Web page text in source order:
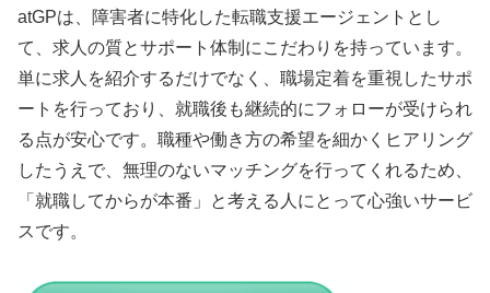
atGPは、障害者に特化した転職支援エージェントとし
て、求人の質とサポート体制にこだわりを持っています。
単に求人を紹介するだけでなく、職場定着を重視したサポ
ートを行っており、就職後も継続的にフォローが受けられ
る点が安心です。職種や働き方の希望を細かくヒアリング
したうえで、無理のないマッチングを行ってくれるため、
「就職してからが本番」と考える人にとって心強いサービ
スです。